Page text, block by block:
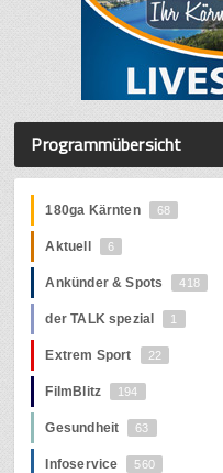
Programmübersicht
180ga Kärnten 68
Aktuell 6
Ankünder & Spots 418
der TALK spezial 1
Extrem Sport 22
FilmBlitz 194
Gesundheit 63
Infoservice 560